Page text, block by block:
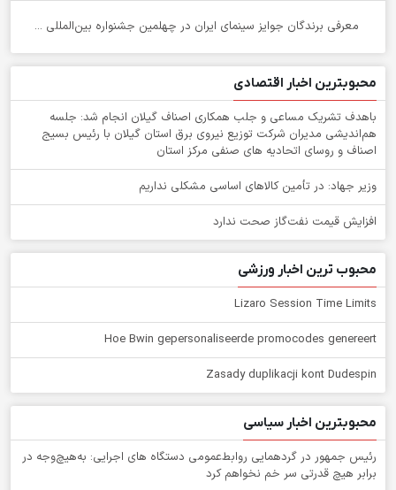
معرفی برندگان جوایز سینمای ایران در چهلمین جشنواره بین‌المللی ...
محبوبترین اخبار اقتصادی
باهدف تشریک مساعی و جلب همکاری اصناف گیلان انجام شد: جلسه
هم‌اندیشی مدیران شركت توزیع نیروی برق استان گیلان با رئیس بسیج
اصناف و روسای اتحادیه های صنفی مركز استان
وزیر جهاد: در تأمین کالاهای اساسی مشکلی نداریم
افزایش قیمت نفت‌گاز صحت ندارد
محبوب ترین اخبار ورزشی
Lizaro Session Time Limits
Hoe Bwin gepersonaliseerde promocodes genereert
Zasady duplikacji kont Dudespin
محبوبترین اخبار سیاسی
رئیس جمهور در گردهمایی روابط‌عمومی دستگاه های اجرایی: به‌هیچ‌وجه در
برابر هیچ قدرتی سر خم نخواهم کرد